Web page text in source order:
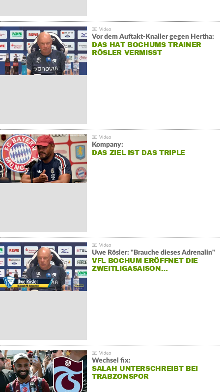
Vor dem Auftakt-Knaller gegen Hertha:
DAS HAT BOCHUMS TRAINER
RÖSLER VERMISST
Kompany:
DAS ZIEL IST DAS TRIPLE
Uwe Rösler: "Brauche dieses Adrenalin"
VFL BOCHUM ERÖFFNET DIE
ZWEITLIGASAISON…
Wechsel fix:
SALAH UNTERSCHREIBT BEI
TRABZONSPOR